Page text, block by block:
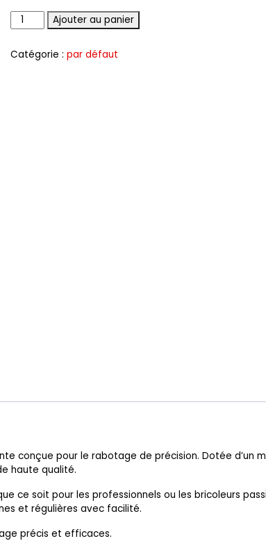
QuantitéAjouter au panier
Catégorie : par défaut
conçue pour le rabotage de précision. Dotée d’un
haute qualité.
ce soit pour les professionnels ou les bricoleurs
et régulières avec facilité.
précis et efficaces.